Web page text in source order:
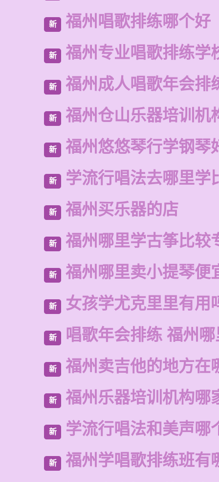
新 福州唱歌排练哪个好
新 福州专业唱歌排练学
新 福州成人唱歌年会排
新 福州仓山乐器培训机
新 福州悠悠琴行学钢琴
新 学流行唱法去哪里学
新 福州买乐器的店
新 福州哪里学古筝比较
新 福州哪里卖小提琴便
新 女孩学尤克里里有用
新 唱歌年会排练 福州
新 福州卖吉他的地方在
新 福州乐器培训机构哪
新 学流行唱法和美声哪
新 福州学唱歌排练班有